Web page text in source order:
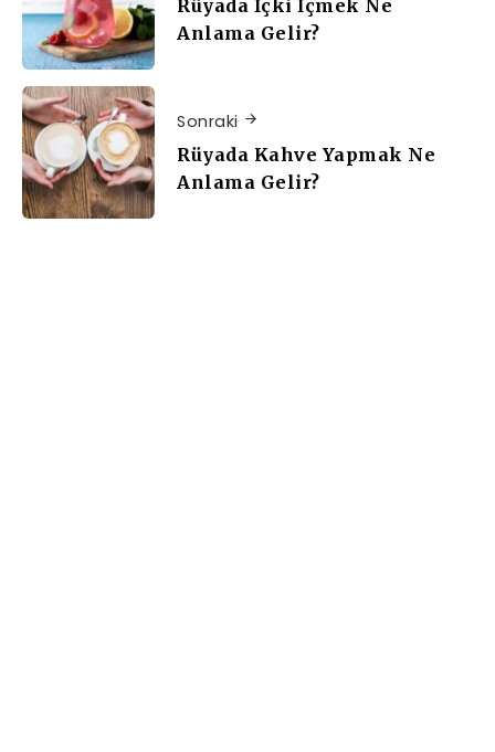
Rüyada İçki İçmek Ne
Anlama Gelir?
Sonraki
Rüyada Kahve Yapmak Ne
Anlama Gelir?